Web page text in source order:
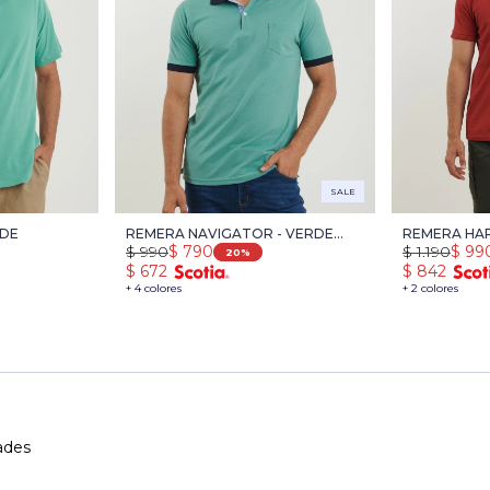
SALE
REMERA NAVIGATOR - VERDE
MEDIO
+ 4 colores
$ 790
$ 990 20
$ 672
REMERA
LADRILLO
+ 2 colores
$
$ 1.190
$ 842